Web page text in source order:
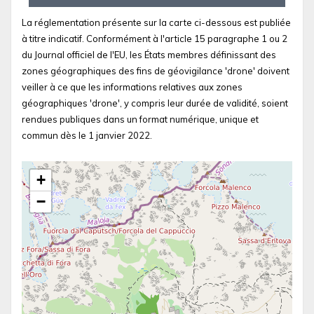
La réglementation présente sur la carte ci-dessous est publiée
à titre indicatif. Conformément à l'article 15 paragraphe 1 ou 2
du Journal officiel de l'EU, les États membres définissant des
zones géographiques des fins de géovigilance 'drone' doivent
veiller à ce que les informations relatives aux zones
géographiques 'drone', y compris leur durée de validité, soient
rendues publiques dans un format numérique, unique et
commun dès le 1 janvier 2022.